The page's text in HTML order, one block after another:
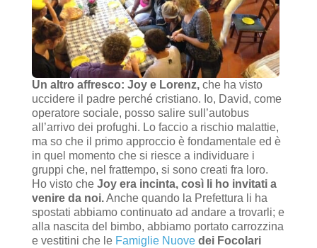
Un altro affresco: Joy e Lorenz,che ha visto
uccidere il padre perché cristiano. Io, David, come
operatore sociale, posso salire sull’autobus
all’arrivo dei profughi. Lo faccio a rischio malattie,
ma so che il primo approccio è fondamentale ed è
in quel momento che si riesce a individuare i
gruppi che, nel frattempo, si sono creati fra loro.
Ho visto che Joy era incinta, così li ho invitati a
venire da noi.Anche quando la Prefettura li ha
spostati abbiamo continuato ad andare a trovarli; e
alla nascita del bimbo, abbiamo portato carrozzina
e vestitini che le Famiglie Nuovedei Focolari